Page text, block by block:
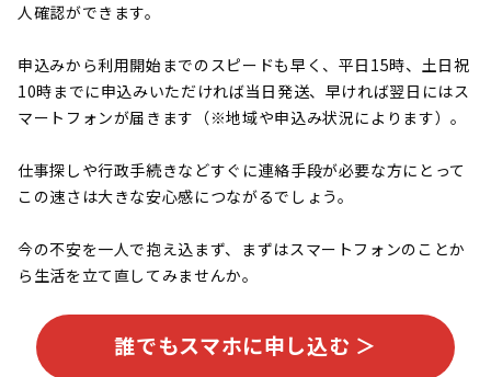
人確認ができます。
申込みから利用開始までのスピードも早く、平日15時、土日祝
10時までに申込みいただければ当日発送、早ければ翌日にはス
マートフォンが届きます（※地域や申込み状況によります）。
仕事探しや行政手続きなどすぐに連絡手段が必要な方にとって
この速さは大きな安心感につながるでしょう。
今の不安を一人で抱え込まず、まずはスマートフォンのことか
ら生活を立て直してみませんか。
誰でもスマホに申し込む ＞